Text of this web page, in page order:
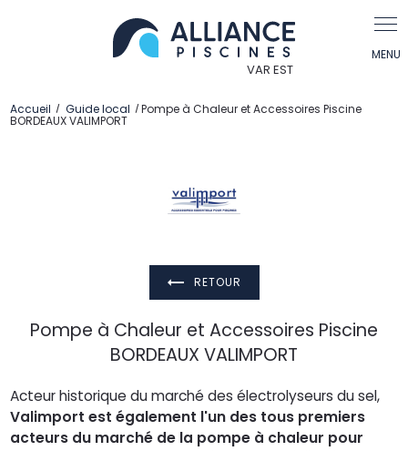
Accueil Guide local Pompe à Chaleur et Accessoires Piscine
BORDEAUX VALIMPORT
RETOUR
Pompe à Chaleur et Accessoires Piscine
BORDEAUX VALIMPORT
Acteur historique du marché des électrolyseurs du sel,
Valimport est également l'un des tous premiers
acteurs du marché de la pompe à chaleur pour